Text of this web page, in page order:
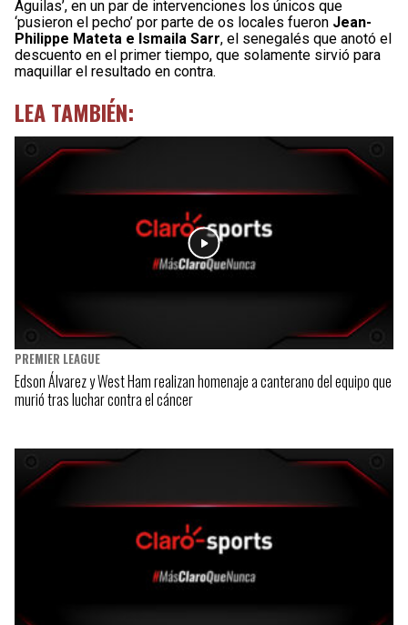
Águilas’, en un par de intervenciones los únicos que
‘pusieron el pecho’ por parte de os locales fueron Jean-
Philippe Mateta e Ismaila Sarr, el senegalés que anotó el
descuento en el primer tiempo, que solamente sirvió para
maquillar el resultado en contra.
LEA TAMBIÉN:
PREMIER LEAGUE
Edson Álvarez y West Ham realizan homenaje a canterano del equipo que
murió tras luchar contra el cáncer